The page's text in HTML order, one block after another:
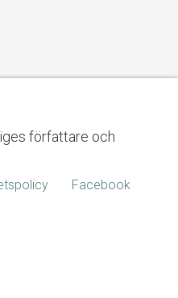
författare och
Facebook